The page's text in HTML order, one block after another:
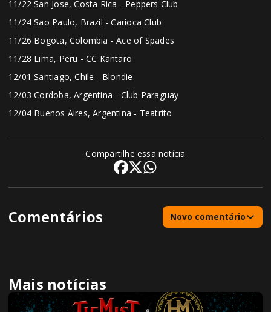
11/22 San Jose, Costa Rica - Peppers Club
11/24 Sao Paulo, Brazil - Carioca Club
11/26 Bogota, Colombia - Ace of Spades
11/28 Lima, Peru - CC Kantaro
12/01 Santiago, Chile - Blondie
12/03 Cordoba, Argentina - Club Paraguay
12/04 Buenos Aires, Argentina - Teatrito
Compartilhe essa notícia
Comentários Novo comentário
Mais notícias